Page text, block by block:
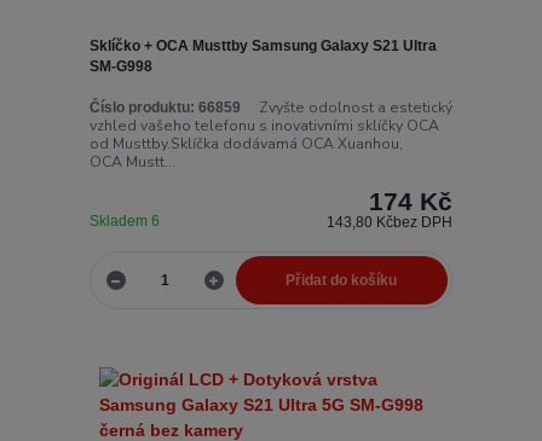
Sklíčko + OCA Musttby Samsung Galaxy S21 Ultra
SM-G998
Číslo produktu: 66859
Zvyšte odolnost a estetický
vzhled vašeho telefonu s inovativními sklíčky OCA
od Musttby.Sklíčka dodávamá OCA Xuanhou,
OCA Mustt...
174 Kč
143,80 Kčbez DPH
Skladem 6
Přidat do košíku